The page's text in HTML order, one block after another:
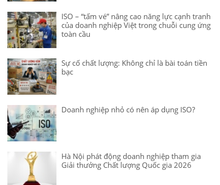
ISO – “tấm vé” nâng cao năng lực cạnh tranh
của doanh nghiệp Việt trong chuỗi cung ứng
toàn cầu
Sự cố chất lượng: Không chỉ là bài toán tiền
bạc
Doanh nghiệp nhỏ có nên áp dụng ISO?
Hà Nội phát động doanh nghiệp tham gia
Giải thưởng Chất lượng Quốc gia 2026